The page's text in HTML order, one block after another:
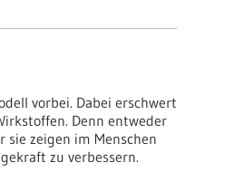
vorbei. Dabei erschwert
Denn entweder
sie zeigen im Menschen
zu verbessern.